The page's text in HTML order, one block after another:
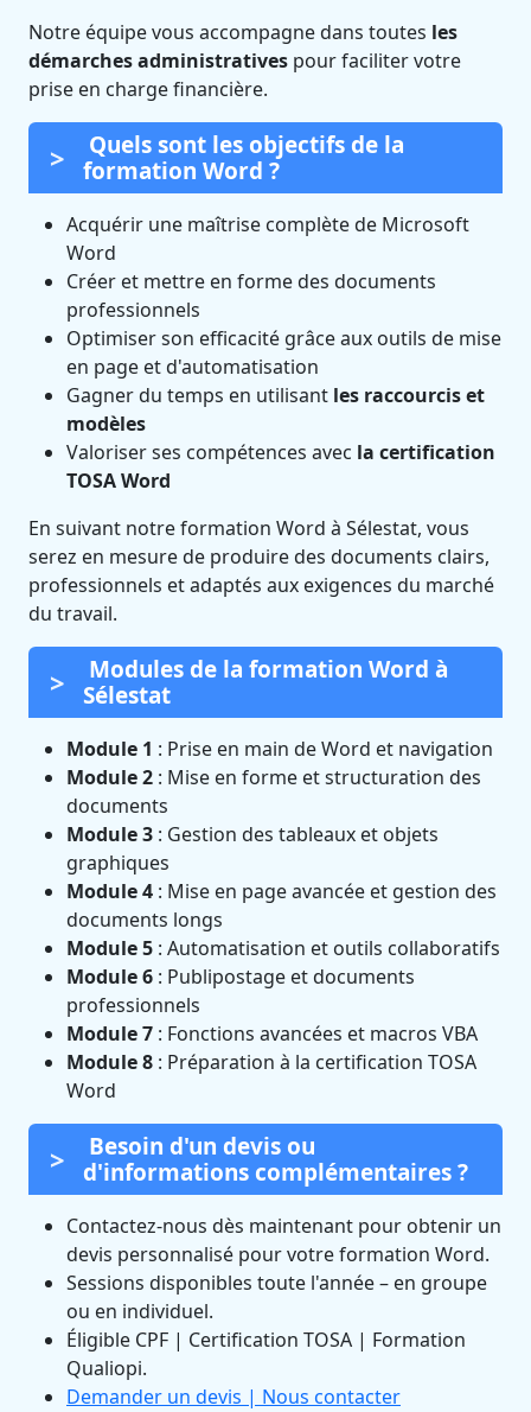
Notre équipe vous accompagne dans toutes les
démarches administratives pour faciliter votre
prise en charge financière.
Quels sont les objectifs de la
formation Word ?
Acquérir une maîtrise complète de Microsoft
Word
Créer et mettre en forme des documents
professionnels
Optimiser son efficacité grâce aux outils de mise
en page et d'automatisation
Gagner du temps en utilisant les raccourcis et
modèles
Valoriser ses compétences avec la certification
TOSA Word
En suivant notre formation Word à Sélestat, vous
serez en mesure de produire des documents clairs,
professionnels et adaptés aux exigences du marché
du travail.
Modules de la formation Word à
Sélestat
Module 1 : Prise en main de Word et navigation
Module 2 : Mise en forme et structuration des
documents
Module 3 : Gestion des tableaux et objets
graphiques
Module 4 : Mise en page avancée et gestion des
documents longs
Module 5 : Automatisation et outils collaboratifs
Module 6 : Publipostage et documents
professionnels
Module 7 : Fonctions avancées et macros VBA
Module 8 : Préparation à la certification TOSA
Word
Besoin d'un devis ou
d'informations complémentaires ?
Contactez-nous dès maintenant pour obtenir un
devis personnalisé pour votre formation Word.
Sessions disponibles toute l'année – en groupe
ou en individuel.
Éligible CPF | Certification TOSA | Formation
Qualiopi.
Demander un devis | Nous contacter